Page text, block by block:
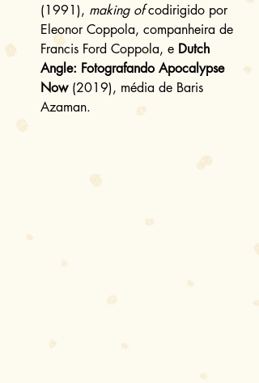
(1991), making of codirigido por
Eleonor Coppola, companheira de
Francis Ford Coppola, e Dutch
Angle: Fotografando Apocalypse
Now (2019), média de Baris
Azaman.